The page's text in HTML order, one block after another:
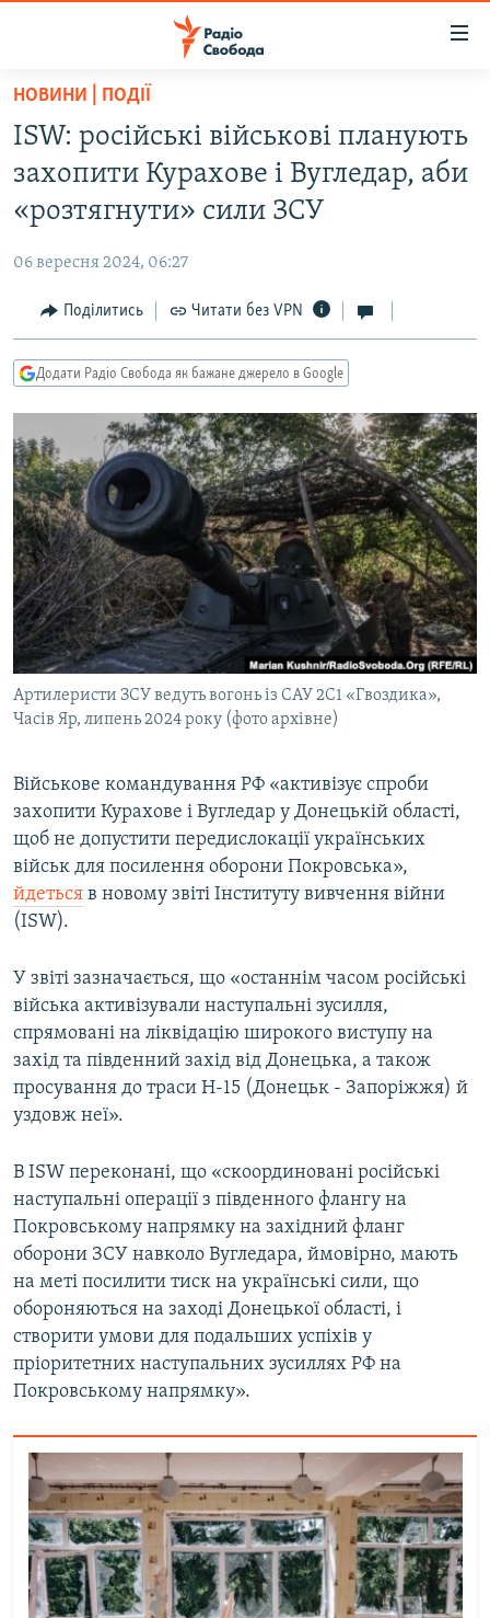
Перейти
основного
матеріалу
до
основної
навігації
Перейти
до
пошуку
ВСЕ ЗА ДОБУ
ЕКОНОМІКА
СУСПІЛЬСТВО
УКРАЇНА
СВІТ
РОСІЙСЬКА «ФІЛЬТРАЦІЯ»
ДОНБАС.РЕАЛІЇ
ТИ ЯК?
СХЕМИ
КИТАЙ.ВИКЛИКИ
МУЛЬТИМЕДІА
ФОТО
СПЕЦПРОЄКТИ
ПОДКАСТИ
КРИМ РЕАЛІЇ
РУС
КТАТ
Усі сайти RFE/RL
НОВИНИ | ПОДІЇ
ISW: російські військові планують
захопити Курахове і Вугледар, аби
«розтягнути» сили ЗСУ
06 вересня 2024, 06:27
Поділитись Читати без VPN
Додати Радіо Свобода як бажане джерело в Google
Артилеристи ЗСУ ведуть вогонь із САУ 2С1 «Гвоздика»,
Часів Яр, липень 2024 року (фото архівне)
Військове командування РФ «активізує спроби
захопити Курахове і Вугледар у Донецькій області,
щоб не допустити передислокації українських
військ для посилення оборони Покровська»,
йдеться в новому звіті Інституту вивчення війни
(ISW).
У звіті зазначається, що «останнім часом російські
війська активізували наступальні зусилля,
спрямовані на ліквідацію широкого виступу на
захід та південний захід від Донецька, а також
просування до траси Н-15 (Донецьк - Запоріжжя) й
уздовж неї».
В ISW переконані, що «скоординовані російські
наступальні операції з південного флангу на
Покровському напрямку на західний фланг
оборони ЗСУ навколо Вугледара, ймовірно, мають
на меті посилити тиск на українські сили, що
обороняються на заході Донецької області, і
створити умови для подальших успіхів у
пріоритетних наступальних зусиллях РФ на
Покровському напрямку».